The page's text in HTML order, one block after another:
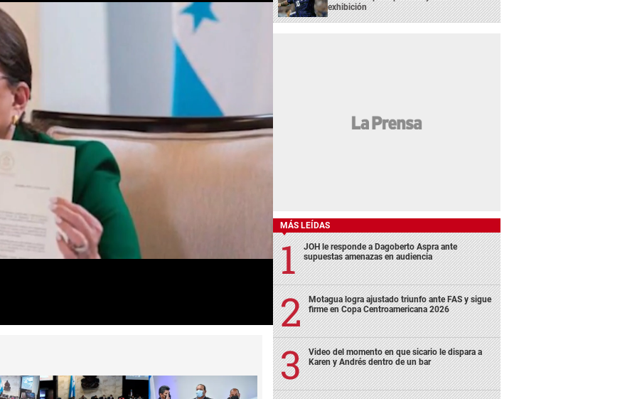
exhibición
MÁS LEÍDAS
JOH le responde a Dagoberto Aspra ante
supuestas amenazas en audiencia
Motagua logra ajustado triunfo ante FAS y sigue
firme en Copa Centroamericana 2026
Video del momento en que sicario le dispara a
Karen y Andrés dentro de un bar